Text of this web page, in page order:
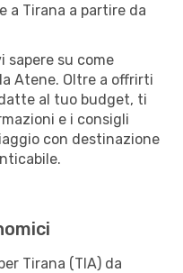
a Tirana a partire da
sapere su come
Atene. Oltre a offrirti
al tuo budget, ti
e i consigli
con destinazione
Tirana (TIA) da